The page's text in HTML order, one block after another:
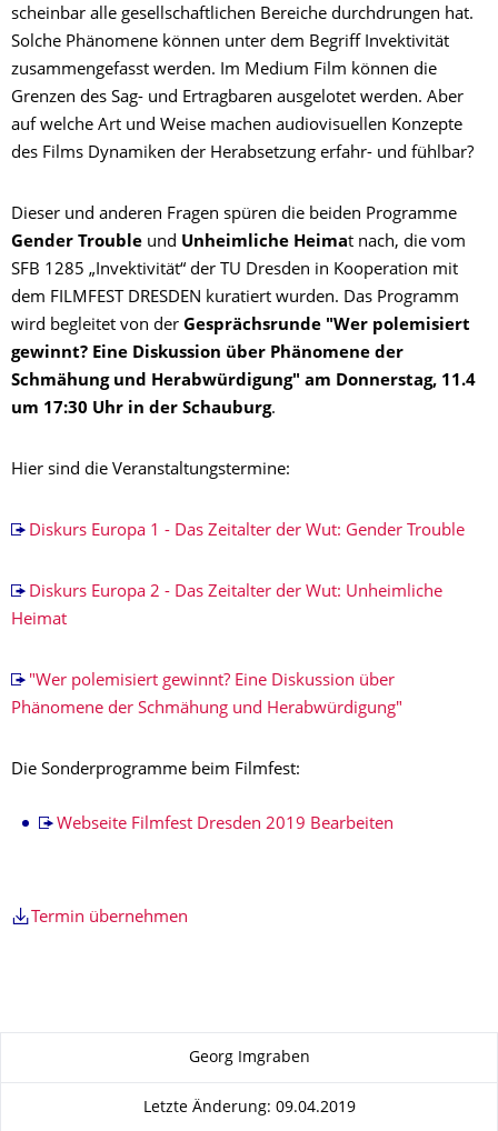
scheinbar alle gesellschaftlichen Bereiche durchdrungen hat.
Solche Phänomene können unter dem Begriff Invektivität
zusammengefasst werden. Im Medium Film können die
Grenzen des Sag- und Ertragbaren ausgelotet werden. Aber
auf welche Art und Weise machen audiovisuellen Konzepte
des Films Dynamiken der Herabsetzung erfahr- und fühlbar?
Dieser und anderen Fragen spüren die beiden Programme
Gender Trouble und Unheimliche Heimat nach, die vom
SFB 1285 „Invektivität“ der TU Dresden in Kooperation mit
dem FILMFEST DRESDEN kuratiert wurden. Das Programm
wird begleitet von der Gesprächsrunde "Wer polemisiert
gewinnt? Eine Diskussion über Phänomene der
Schmähung und Herabwürdigung" am Donnerstag, 11.4
um 17:30 Uhr in der Schauburg.
Hier sind die Veranstaltungstermine:
Diskurs Europa 1 - Das Zeitalter der Wut: Gender Trouble
Diskurs Europa 2 - Das Zeitalter der Wut: Unheimliche
Heimat
"Wer polemisiert gewinnt? Eine Diskussion über
Phänomene der Schmähung und Herabwürdigung"
Die Sonderprogramme beim Filmfest:
Webseite Filmfest Dresden 2019 Bearbeiten
Termin übernehmen
Georg Imgraben
Letzte Änderung: 09.04.2019